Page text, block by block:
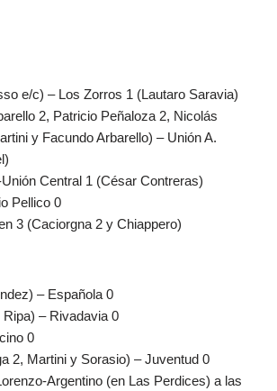
e/c) – Los Zorros 1 (Lautaro Saravia)
2, Patricio Peñaloza 2, Nicolás
y Facundo Arbarello) – Unión A.
Central 1 (César Contreras)
Pellico 0
3 (Caciorgna 2 y Chiappero)
– Española 0
– Rivadavia 0
0
2, Martini y Sorasio) – Juventud 0
Argentino (en Las Perdices) a las